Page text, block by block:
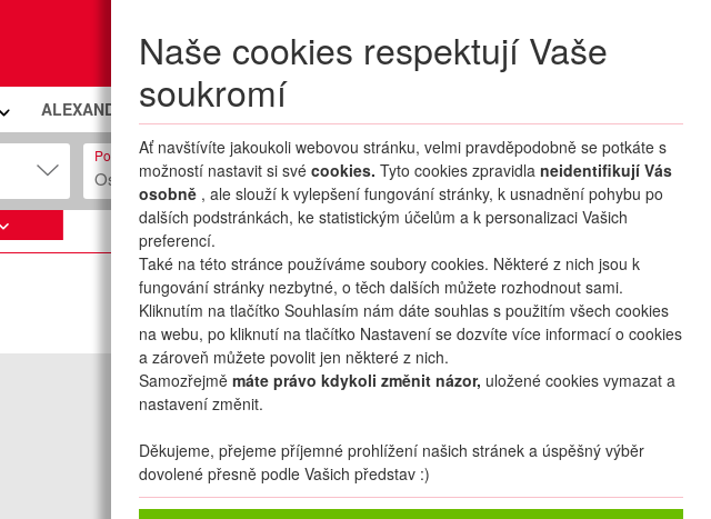
MojePřihlášení
Naše cookies respektují Vaše
soukromí
Ať navštívíte jakoukoli webovou stránku, velmi pravděpodobně se potkáte s
možností nastavit si své cookies. Tyto cookies zpravidla neidentifikují Vás
osobně , ale slouží k vylepšení fungování stránky, k usnadnění pohybu po
dalších podstránkách, ke statistickým účelům a k personalizaci Vašich
preferencí.
Také na této stránce používáme soubory cookies. Některé z nich jsou k
fungování stránky nezbytné, o těch dalších můžete rozhodnout sami.
Kliknutím na tlačítko Souhlasím nám dáte souhlas s použitím všech cookies
na webu, po kliknutí na tlačítko Nastavení se dozvíte více informací o cookies
a zároveň můžete povolit jen některé z nich.
Samozřejmě máte právo kdykoli změnit názor, uložené cookies vymazat a
nastavení změnit.
Děkujeme, přejeme příjemné prohlížení našich stránek a úspěšný výběr
dovolené přesně podle Vašich představ :)
ALEXANDRIA PREMIUM CLUB
Počet osob
Osob: 2 + 0 HLEDAT ZÁJEZDY
mapa oblíbené sdílet
09.08. – 16.08.2026 (8 dní/7 nocí)
Doprava
Letecky - Ostrava Detail letu